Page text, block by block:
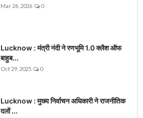
Mar 26, 2026 0
Lucknow : मंत्री नंदी ने रणभूमि 1.0 क्लैश ऑफ
बाहुब...
Oct 29, 2025 0
Lucknow : मुख्य निर्वाचन अधिकारी ने राजनीतिक
दलों ...